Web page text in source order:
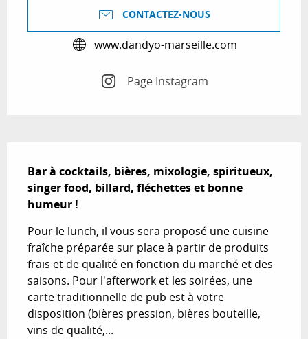
CONTACTEZ-NOUS
www.dandyo-marseille.com
Page Instagram
Bar à cocktails, bières, mixologie, spiritueux,
singer food, billard, fléchettes et bonne
humeur !
Pour le lunch, il vous sera proposé une cuisine
fraîche préparée sur place à partir de produits
frais et de qualité en fonction du marché et des
saisons. Pour l'afterwork et les soirées, une
carte traditionnelle de pub est à votre
disposition (bières pression, bières bouteille,
vins de qualité,...